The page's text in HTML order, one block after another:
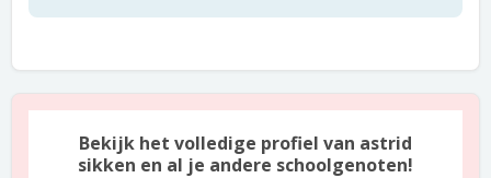
Bekijk het volledige profiel van astrid
sikken en al je andere schoolgenoten!